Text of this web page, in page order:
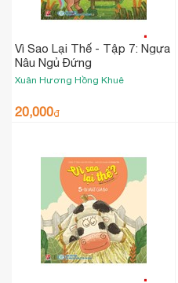
Vì Sao Lại Thế - Tập 7: Ngựa
Nâu Ngủ Đứng
Xuân Hương Hồng Khuê
20,000₫